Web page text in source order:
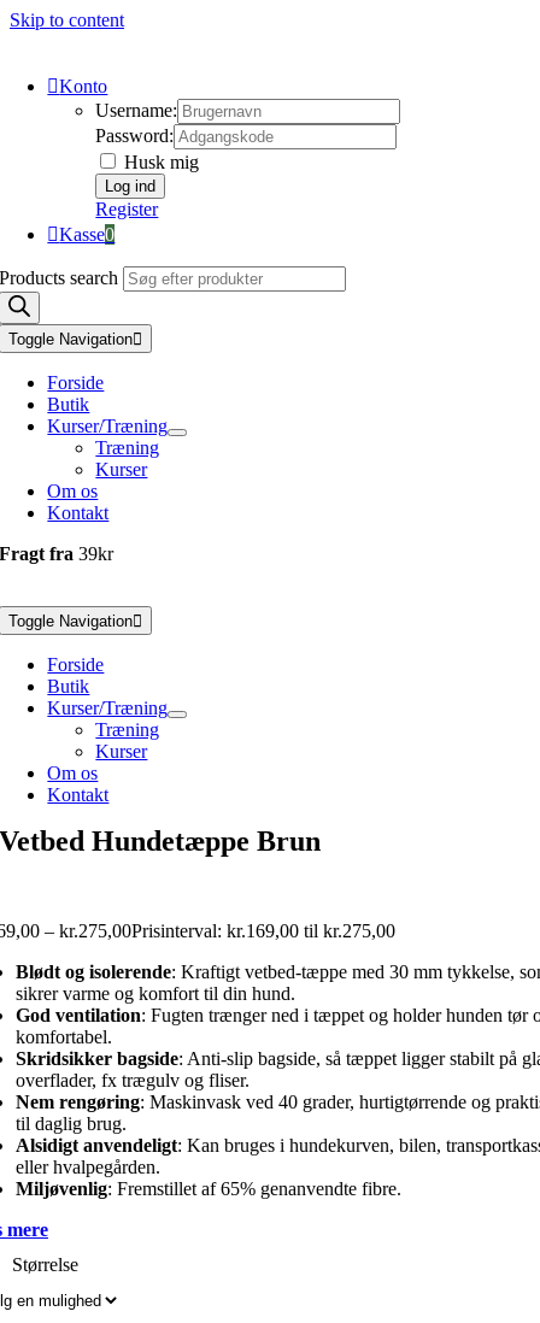
Skip to content
Konto
Username:
Password:
Husk mig
Register
Kasse0
Products search
Toggle Navigation
Forside
Butik
Kurser/Træning
Træning
Kurser
Om os
Kontakt
Fragt fra39kr
Toggle Navigation
Forside
Butik
Kurser/Træning
Træning
Kurser
Om os
Kontakt
Vetbed Hundetæppe Brun
– kr.275,00Prisinterval: kr.169,00 til kr.275,00
Blødt og isolerende: Kraftigt vetbed-tæppe med 30 mm tykkelse,
sikrer varme og komfort til din hund.
God ventilation: Fugten trænger ned i tæppet og holder hunden tør
komfortabel.
Skridsikker bagside: Anti-slip bagside, så tæppet ligger stabilt på
overflader, fx trægulv og fliser.
Nem rengøring: Maskinvask ved 40 grader, hurtigtørrende og
til daglig brug.
Alsidigt anvendeligt: Kan bruges i hundekurven, bilen,
eller hvalpegården.
Miljøvenlig: Fremstillet af 65% genanvendte fibre.
mere
Størrelse